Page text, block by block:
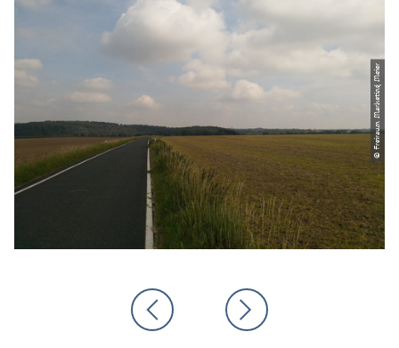
© Freiraum Marketing Meier